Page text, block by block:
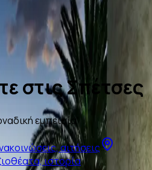
στις Σπέτσες
εμπειρία
αιτήσεις
ιστορία